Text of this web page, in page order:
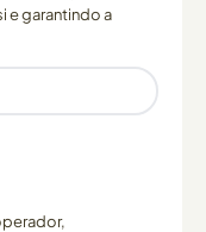
e garantindo a